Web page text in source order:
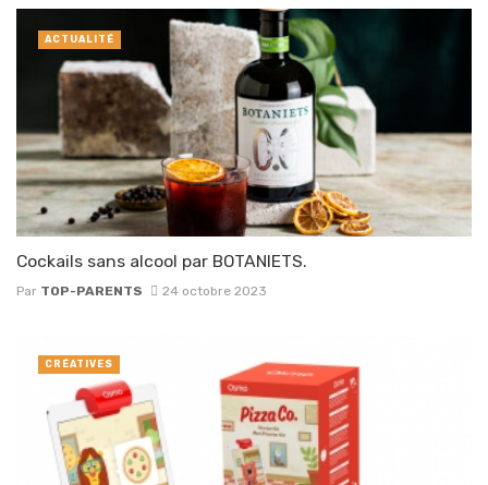
Cockails sans alcool par BOTANIETS.
Par TOP-PARENTS 24 octobre 2023
ACTUALITÉ
CRÉATIVES